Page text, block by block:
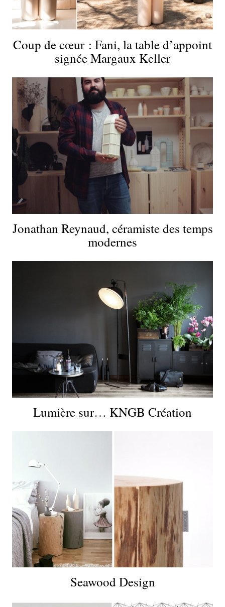
Coup de cœur : Fani, la table d’appoint
signée Margaux Keller
Jonathan Reynaud, céramiste des temps
modernes
Lumière sur… KNGB Création
Seawood Design